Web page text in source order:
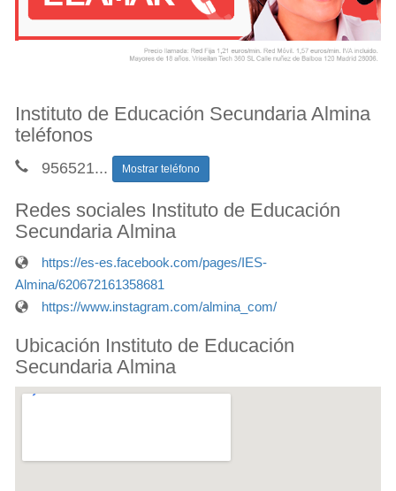
Instituto de Educación Secundaria Almina
teléfonos
956521... Mostrar teléfono
Redes sociales Instituto de Educación
Secundaria Almina
https://es-es.facebook.com/pages/IES-
Almina/620672161358681
https://www.instagram.com/almina_com/
Ubicación Instituto de Educación
Secundaria Almina